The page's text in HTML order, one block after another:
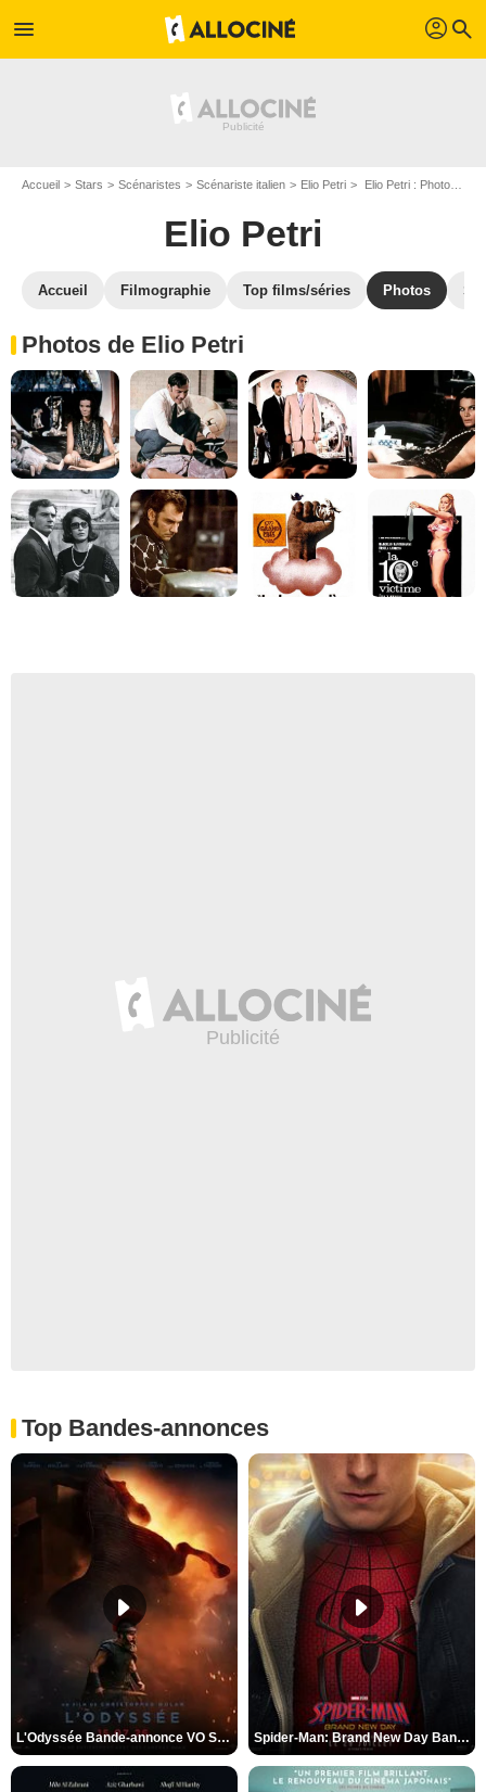
menu profil search
Accueil Stars Scénaristes Scénariste italien Elio Petri Elio Petri : Photos de ses films et séries
Elio Petri
Accueil Filmographie Top films/séries Photos
Photos de Elio Petri
Top Bandes-annonces
L'Odyssée Bande-annonce VO STFR Spider-Man: Brand New Day Bande-annonce VO STFR